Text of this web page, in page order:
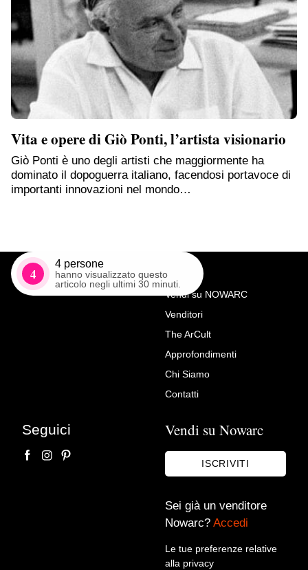
Vita e opere di Giò Ponti, l’artista visionario
Giò Ponti è uno degli artisti che maggiormente ha
dominato il dopoguerra italiano, facendosi portavoce di
importanti innovazioni nel mondo…
4
4 persone
hanno visualizzato questo
articolo negli ultimi 30 minuti.
Richiedi Maggiori Info su
Cassettone Francese Stile
Luigi XV Riccamente
Intarsiato XIX secolo
Vendi su NOWARC
Venditori
The ArCult
Approfondimenti
Chi Siamo
Contatti
Seguici Vendi su Nowarc
ISCRIVITI
Sei già un venditore
Nowarc? Accedi
Le tue preferenze relative
alla privacy